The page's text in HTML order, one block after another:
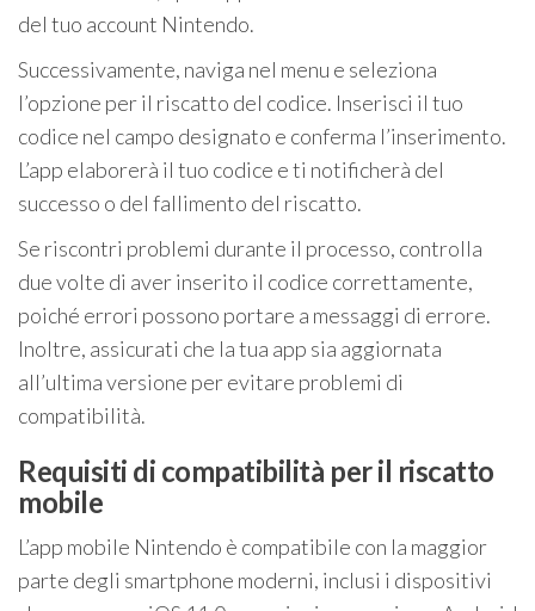
del tuo account Nintendo.
Successivamente, naviga nel menu e seleziona
l’opzione per il riscatto del codice. Inserisci il tuo
codice nel campo designato e conferma l’inserimento.
L’app elaborerà il tuo codice e ti notificherà del
successo o del fallimento del riscatto.
Se riscontri problemi durante il processo, controlla
due volte di aver inserito il codice correttamente,
poiché errori possono portare a messaggi di errore.
Inoltre, assicurati che la tua app sia aggiornata
all’ultima versione per evitare problemi di
compatibilità.
Requisiti di compatibilità per il riscatto
mobile
L’app mobile Nintendo è compatibile con la maggior
parte degli smartphone moderni, inclusi i dispositivi